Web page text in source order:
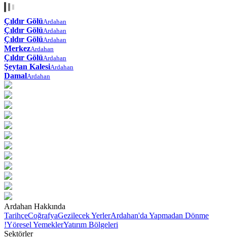
Çıldır GölüArdahan
Çıldır GölüArdahan
Çıldır GölüArdahan
MerkezArdahan
Çıldır GölüArdahan
Şeytan KalesiArdahan
DamalArdahan
Ardahan Hakkında
TarihçeCoğrafyaGezilecek YerlerArdahan'da Yapmadan Dönme
!Yöresel YemeklerYatırım Bölgeleri
Sektörler